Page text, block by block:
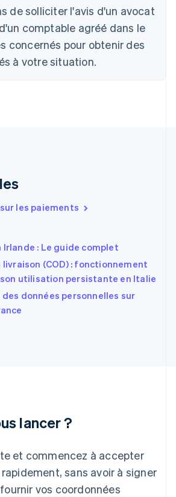
de solliciter l'avis d'un avocat
comptable agréé dans le
concernés pour obtenir des
à votre situation.
les paiements
Irlande : Le guide complet
livraison (COD) : fonctionnement
utilisation persistante en Italie
données personnelles sur
lancer ?
et commencez à accepter
sans avoir à signer
vos coordonnées